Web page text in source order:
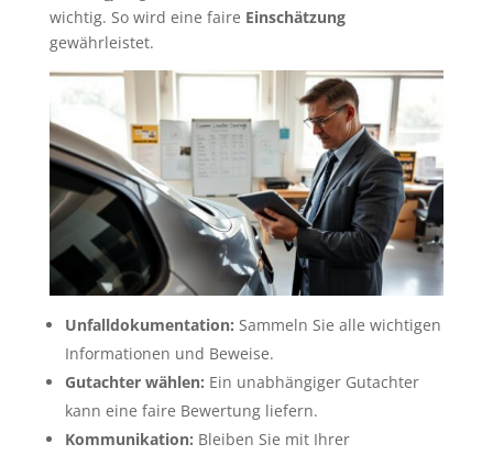
wichtig. So wird eine faire Einschätzung
gewährleistet.
Unfalldokumentation: Sammeln Sie alle wichtigen
Informationen und Beweise.
Gutachter wählen: Ein unabhängiger Gutachter
kann eine faire Bewertung liefern.
Kommunikation: Bleiben Sie mit Ihrer